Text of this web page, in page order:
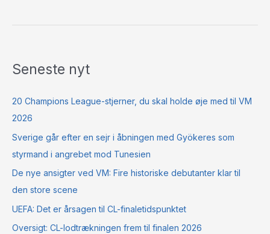
Seneste nyt
20 Champions League-stjerner, du skal holde øje med til VM
2026
Sverige går efter en sejr i åbningen med Gyökeres som
styrmand i angrebet mod Tunesien
De nye ansigter ved VM: Fire historiske debutanter klar til
den store scene
UEFA: Det er årsagen til CL-finaletidspunktet
Oversigt: CL-lodtrækningen frem til finalen 2026